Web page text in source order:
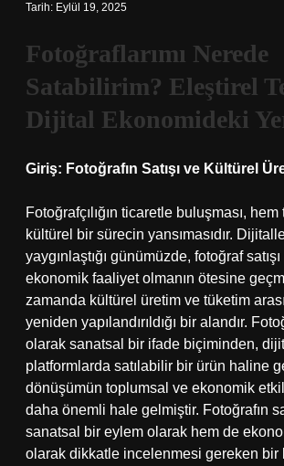
Tarih: Eylül 19, 2025
Fotoğraflarımı Nerede
Satabilirim? Eleştirel
Dijital Ekonomideki
Giriş: Fotoğrafın Satışı ve Kültürel
Fotoğrafçılığın ticaretle buluşması,
kültürel bir sürecin yansımasıdır.
yaygınlaştığı günümüzde, fotoğraf
ekonomik faaliyet olmanın ötesine
zamanda kültürel üretim ve tüketim
yeniden yapılandırıldığı bir alandır.
olarak sanatsal bir ifade biçiminden,
platformlarda satılabilir bir ürün haline
dönüşümün toplumsal ve ekonomik
daha önemli hale gelmiştir. Fotoğrafın
sanatsal bir eylem olarak hem de
olarak dikkatle incelenmesi gereken bir